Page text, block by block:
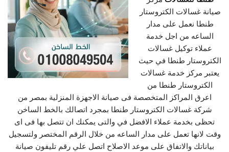
صيانة غسالات الكتروستار
طنطا نعمل على مدار
الساعه من اجل خدمة
عملاء توكيل غسالات
الكتروستار طنطا في حيث
يعتبر مركز خدمة غسالات
الكتروستار طنطا من
اعرق المراكز المتخصصة فى صيانة الاجهزة المنزلية بمصر من
شركة غسالات الكتروستار طنطا بمجرد اتصالك بالخط الساخن
تحظى بخدمة عملاء الافضل في والتى يمكنك ان تتصل بها فى اى
وقت لانها تعمل على مدار الساعه من خلال الرقم المختصر ولتسجيل
بياناتك والاتفاق على موعد الاصلاح اتصل علي رقم تليفون صيانة